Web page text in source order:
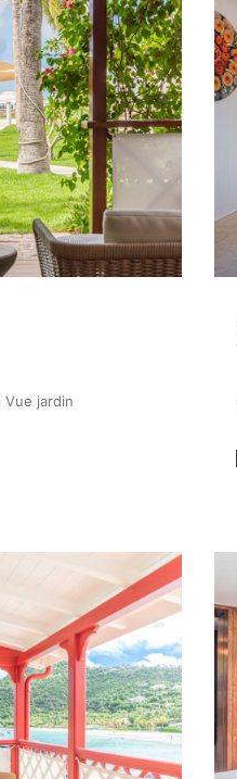
Vue jardin